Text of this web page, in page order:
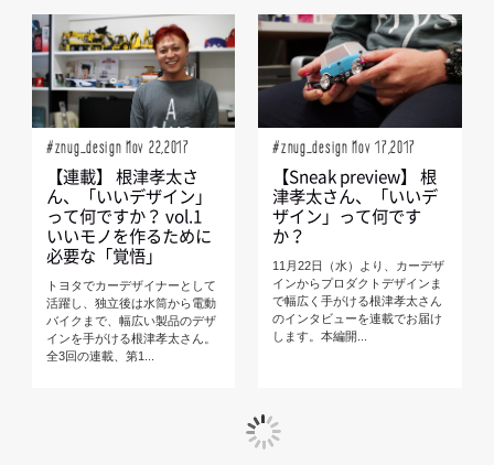
#znug_design Nov 22,2017
【連載】 根津孝太さ
ん、「いいデザイン」
って何ですか？ vol.1
いいモノを作るために
必要な「覚悟」
トヨタでカーデザイナーとして
活躍し、独立後は水筒から電動
バイクまで、幅広い製品のデザ
インを手がける根津孝太さん。
全3回の連載、第1...
#znug_design Nov 17,2017
【Sneak preview】 根
津孝太さん、「いいデ
ザイン」って何です
か？
11月22日（水）より、カーデザ
インからプロダクトデザインま
で幅広く手がける根津孝太さん
のインタビューを連載でお届け
します。本編開...